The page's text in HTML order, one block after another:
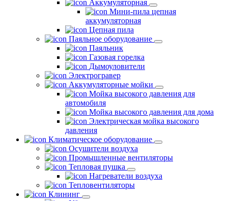
Аккумуляторная
Мини-пила цепная
аккумуляторная
Цепная пила
Паяльное оборудование
Паяльник
Газовая горелка
Дымоуловители
Электрогравер
Аккумуляторные мойки
Мойка высокого давления для
автомобиля
Мойка высокого давления для дома
Электрическая мойка высокого
давления
Климатическое оборудование
Осушители воздуха
Промышленные вентиляторы
Тепловая пушка
Нагреватели воздуха
Тепловентиляторы
Клининг